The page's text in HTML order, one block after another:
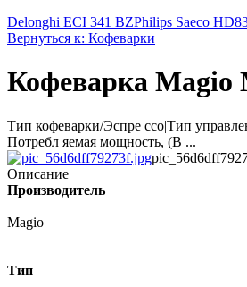
Delonghi ECI 341 BZPhilips Saeco
Вернуться к: Кофеварки
Кофеварка Magio
Тип кофеварки/Эспре ссо|Тип
Потребл яемая мощность, (В ...
Описание
Производитель
Magio
Тип